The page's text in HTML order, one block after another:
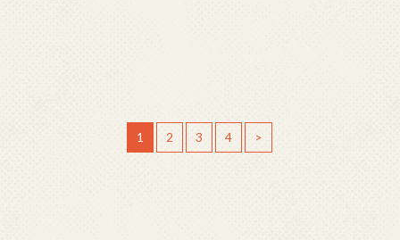
1 2 3 4 >